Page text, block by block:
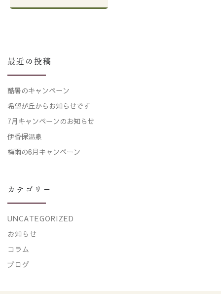
最近の投稿
酷暑のキャンペーン
希望が丘からお知らせです
7月キャンペーンのお知らせ
伊香保温泉
梅雨の6月キャンペーン
カテゴリー
UNCATEGORIZED
お知らせ
コラム
ブログ